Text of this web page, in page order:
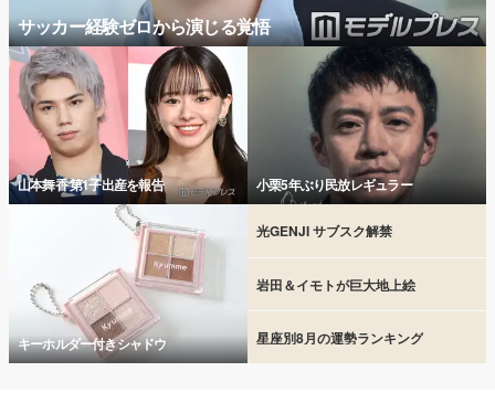
サッカー経験ゼロから演じる覚悟
山本舞香 第1子出産を報告 小栗5年ぶり民放レギュラー
キーホルダー付きシャドウ
光GENJI サブスク解禁
岩田＆イモトが巨大地上絵
星座別8月の運勢ランキング